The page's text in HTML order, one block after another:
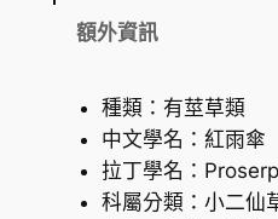
額外資訊
種類：有莖草類
中文學名：紅雨傘
拉丁學名：
科屬分類：小二仙